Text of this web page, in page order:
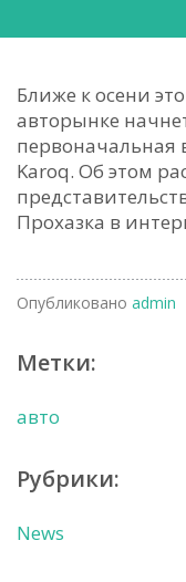
Ближе к осени
авторынке
первоначальная
Karoq. Об этом
Прохазка в
Опубликовано admin
Метки:
авто
Рубрики:
News